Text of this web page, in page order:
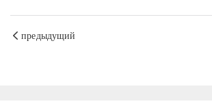
предыдущий